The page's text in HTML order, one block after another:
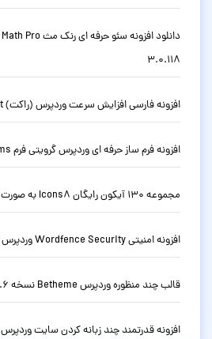
3.0.118
افزونه فارسی افزایش سرعت وردپرس (راکت) WP Rocket نسخه 3.23.1
افزونه فرم ساز حرفه ای وردپرس گرویتی فرم Gravity Forms نسخه 3.0.0
مجموعه 130 آیکون رایگان Icons8 به صورت SVG
افزونه امنیتی Wordfence Security وردپرس نسخه 8.1.4
قالب چند منظوره وردپرس Betheme نسخه 28.5.6
افزونه قدرتمند چند زبانه کردن سایت وردپرس WPML نسخه 4.9.6